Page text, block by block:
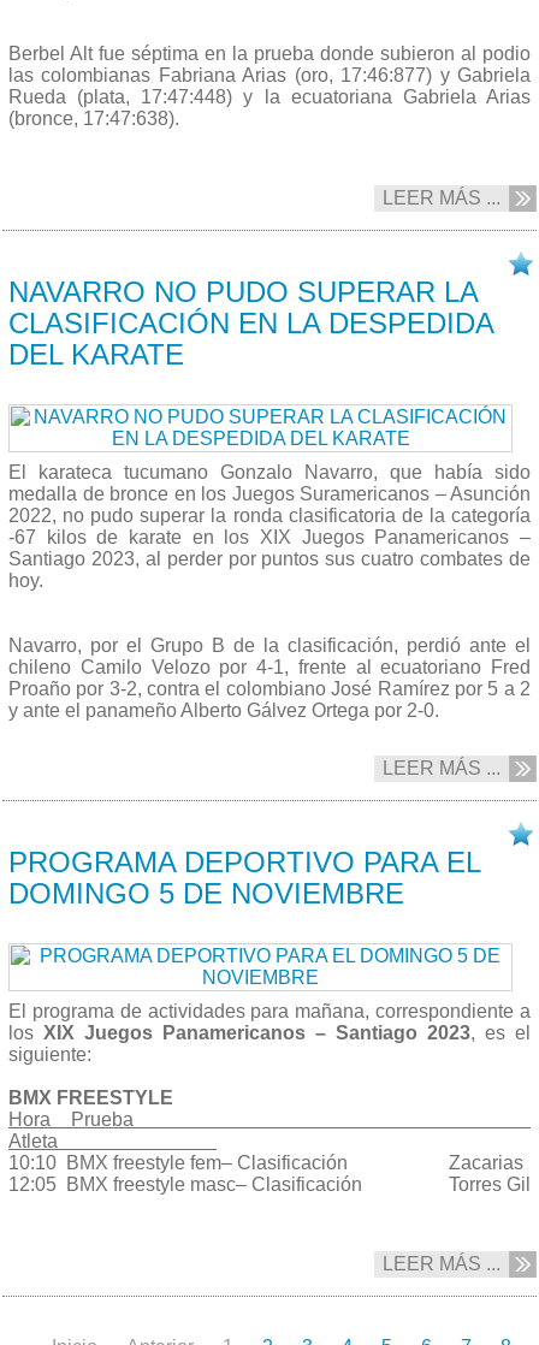
Berbel Alt fue séptima en la prueba donde subieron al podio
las colombianas Fabriana Arias (oro, 17:46:877) y Gabriela
Rueda (plata, 17:47:448) y la ecuatoriana Gabriela Arias
(bronce, 17:47:638).
LEER MÁS ...
NAVARRO NO PUDO SUPERAR LA
CLASIFICACIÓN EN LA DESPEDIDA
DEL KARATE
El karateca tucumano Gonzalo Navarro, que había sido
medalla de bronce en los Juegos Suramericanos – Asunción
2022, no pudo superar la ronda clasificatoria de la categoría
-67 kilos de karate en los XIX Juegos Panamericanos –
Santiago 2023, al perder por puntos sus cuatro combates de
hoy.
Navarro, por el Grupo B de la clasificación, perdió ante el
chileno Camilo Velozo por 4-1, frente al ecuatoriano Fred
Proaño por 3-2, contra el colombiano José Ramírez por 5 a 2
y ante el panameño Alberto Gálvez Ortega por 2-0.
LEER MÁS ...
PROGRAMA DEPORTIVO PARA EL
DOMINGO 5 DE NOVIEMBRE
El programa de actividades para mañana, correspondiente a
los XIX Juegos Panamericanos – Santiago 2023, es el
siguiente:
BMX FREESTYLE
Hora Prueba
Atleta
10:10 BMX freestyle fem– Clasificación Zacarias
12:05 BMX freestyle masc– Clasificación Torres Gil
LEER MÁS ...